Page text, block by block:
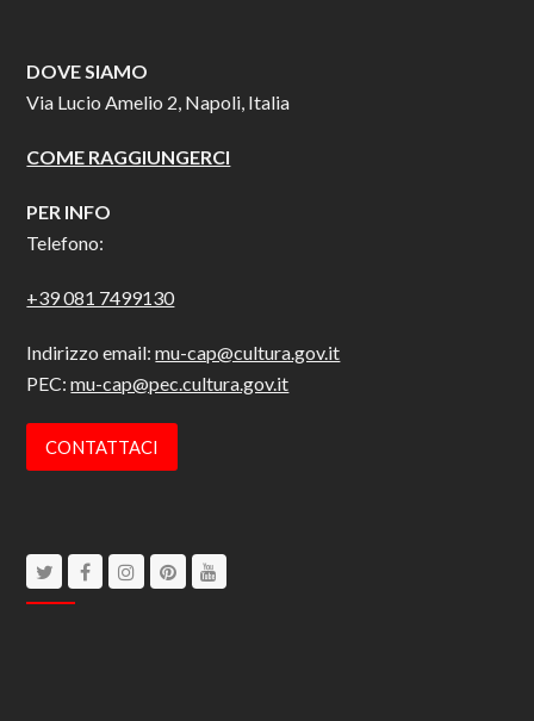
DOVE SIAMO
Via Lucio Amelio 2, Napoli, Italia
COME RAGGIUNGERCI
PER INFO
Telefono:
+39 081 7499130
Indirizzo email:mu-cap@cultura.gov.it
PEC:mu-cap@pec.cultura.gov.it
CONTATTACI
TwitterFacebookInstagram
Pinterest